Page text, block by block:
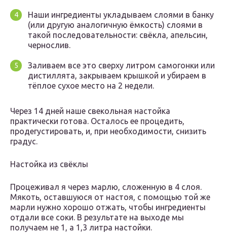
Наши ингредиенты укладываем слоями в банку
(или другую аналогичную ёмкость) слоями в
такой последовательности: свёкла, апельсин,
чернослив.
Заливаем все это сверху литром самогонки или
дистиллята, закрываем крышкой и убираем в
тёплое сухое место на 2 недели.
Через 14 дней наше свекольная настойка
практически готова. Осталось ее процедить,
продегустировать, и, при необходимости, снизить
градус.
Настойка из свёклы
Процеживал я через марлю, сложенную в 4 слоя.
Мякоть, оставшуюся от настоя, с помощью той же
марли нужно хорошо отжать, чтобы ингредиенты
отдали все соки. В результате на выходе мы
получаем не 1, а 1,3 литра настойки.